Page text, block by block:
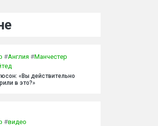
#Англия #Манчестер
«Вы действительно
в это?»
#видео